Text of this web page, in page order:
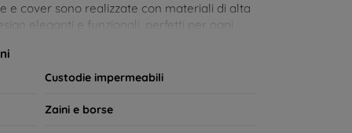
e cover sono realizzate con materiali di alta
eleganti e funzionali, perfetti per ogni
Custodie impermeabili
Zaini e borse